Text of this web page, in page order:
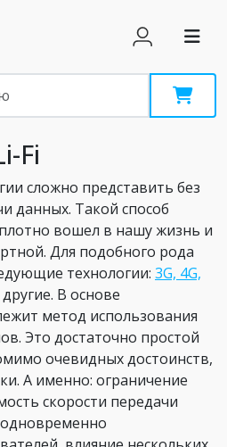
Fi
сложно представить без
данных. Такой способ
вошел в нашу жизнь и
Для подобного рода
технологии: 3G, 4G,
В основе
метод использования
Это достаточно простой
очевидных достоинств,
А именно: ограничение
скорости передачи